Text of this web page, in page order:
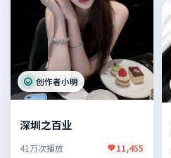
创作者小明
深圳之百业
41万次播放 11,455